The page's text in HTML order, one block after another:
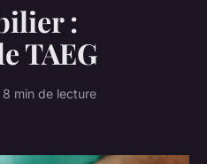
:
TAEG
min de lecture